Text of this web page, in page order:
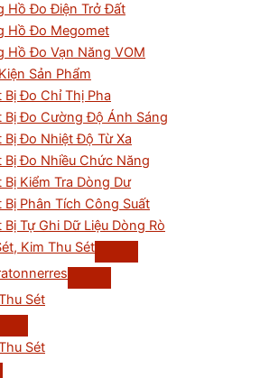
Hồ Đo Điện Trở Đất
Hồ Đo Megomet
Hồ Đo Vạn Năng VOM
Sản Phẩm
Bị Đo Chỉ Thị Pha
Bị Đo Cường Độ Ánh Sáng
Bị Đo Nhiệt Độ Từ Xa
Bị Đo Nhiều Chức Năng
Bị Kiểm Tra Dòng Dư
Bị Phân Tích Công Suất
Bị Tự Ghi Dữ Liệu Dòng Rò
Kim Thu Sét
Sét
Sét